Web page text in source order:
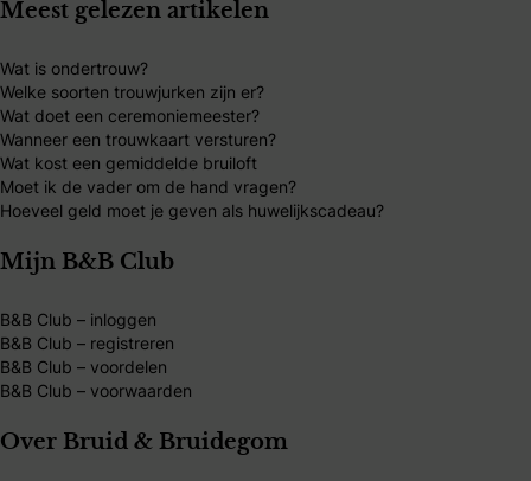
Meest gelezen artikelen
Wat is ondertrouw?
Welke soorten trouwjurken zijn er?
Wat doet een ceremoniemeester?
Wanneer een trouwkaart versturen?
Wat kost een gemiddelde bruiloft
Moet ik de vader om de hand vragen?
Hoeveel geld moet je geven als huwelijkscadeau?
Mijn B&B Club
B&B Club – inloggen
B&B Club – registreren
B&B Club – voordelen
B&B Club – voorwaarden
Over Bruid & Bruidegom